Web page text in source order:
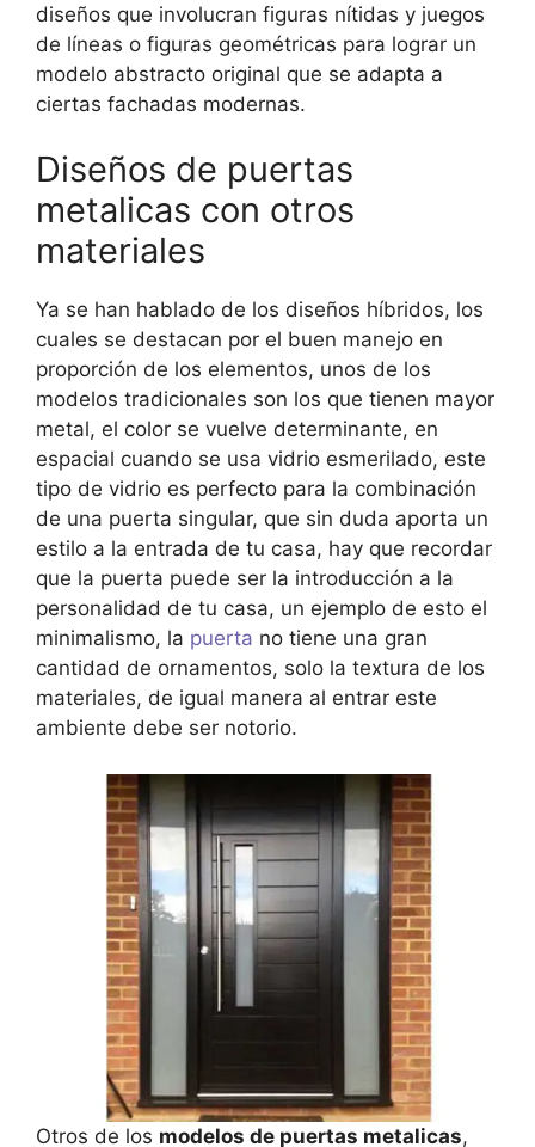
diseños que involucran figuras nítidas y juegos
de líneas o figuras geométricas para lograr un
modelo abstracto original que se adapta a
ciertas fachadas modernas.
Diseños de puertas
metalicas con otros
materiales
Ya se han hablado de los diseños híbridos, los
cuales se destacan por el buen manejo en
proporción de los elementos, unos de los
modelos tradicionales son los que tienen mayor
metal, el color se vuelve determinante, en
espacial cuando se usa vidrio esmerilado, este
tipo de vidrio es perfecto para la combinación
de una puerta singular, que sin duda aporta un
estilo a la entrada de tu casa, hay que recordar
que la puerta puede ser la introducción a la
personalidad de tu casa, un ejemplo de esto el
minimalismo, la puerta no tiene una gran
cantidad de ornamentos, solo la textura de los
materiales, de igual manera al entrar este
ambiente debe ser notorio.
Otros de los modelos de puertas metalicas,